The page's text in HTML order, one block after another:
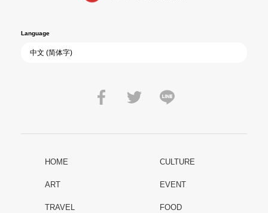
Language
HOME CULTURE
ART EVENT
TRAVEL FOOD